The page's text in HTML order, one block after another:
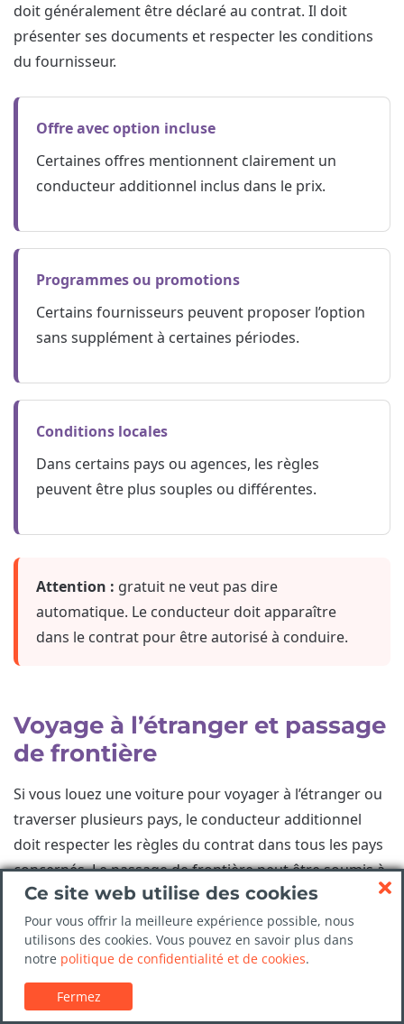
doit généralement être déclaré au contrat. Il doit
présenter ses documents et respecter les conditions
du fournisseur.
Offre avec option incluse
Certaines offres mentionnent clairement un
conducteur additionnel inclus dans le prix.
Programmes ou promotions
Certains fournisseurs peuvent proposer l’option
sans supplément à certaines périodes.
Conditions locales
Dans certains pays ou agences, les règles
peuvent être plus souples ou différentes.
Attention : gratuit ne veut pas dire
automatique. Le conducteur doit apparaître
dans le contrat pour être autorisé à conduire.
Voyage à l’étranger et passage
de frontière
Si vous louez une voiture pour voyager à l’étranger ou
traverser plusieurs pays, le conducteur additionnel
doit respecter les règles du contrat dans tous les pays
concernés. Le passage de frontière peut être soumis à
autorisation, frais ou restrictions.
Le conducteur principal comme le conducteur
additionnel doivent être couverts par les conditions du
fournisseur. Si le véhicule est conduit dans un pays non
autorisé ou par une personne non déclarée, les
Ce site web utilise des cookies
Pour vous offrir la meilleure expérience possible, nous
utilisons des cookies. Vous pouvez en savoir plus dans
notre politique de confidentialité et de cookies.
Fermez